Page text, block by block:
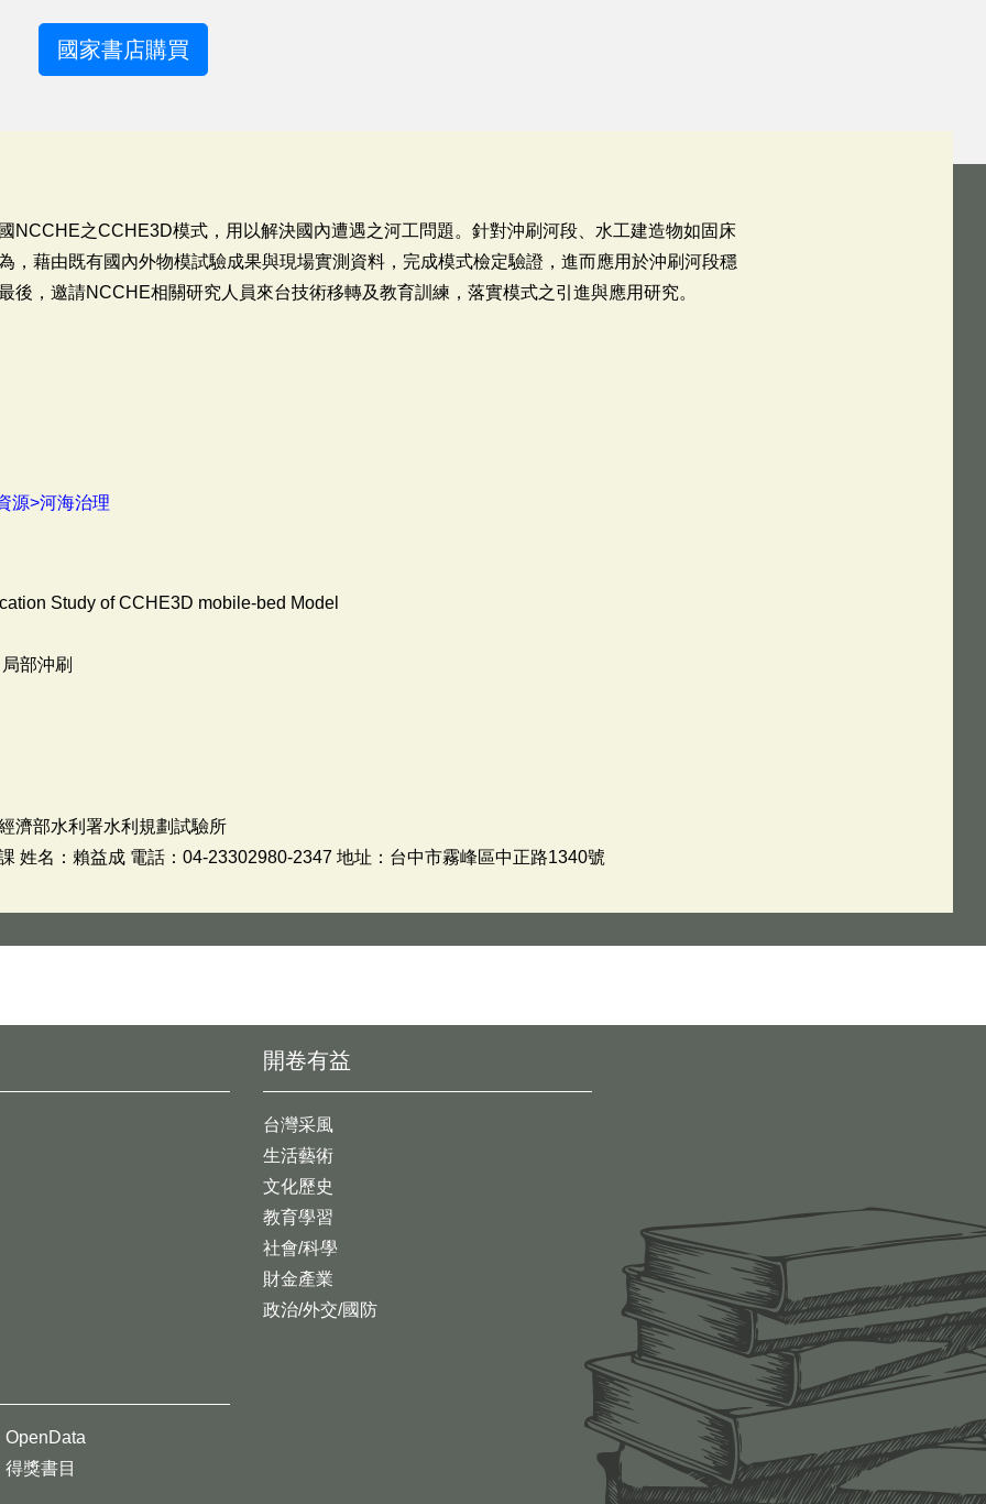
國家書店購買
NCCHE之CCHE3D模式，用以解決國內遭遇之河工問題。針對沖刷河段、水工建造物如固床
，藉由既有國內外物模試驗成果與現場實測資料，完成模式檢定驗證，進而應用於沖刷河段穩
後，邀請NCCHE相關研究人員來台技術移轉及教育訓練，落實模式之引進與應用研究。
源>河海治理
Study of CCHE3D mobile-bed Model
部沖刷
濟部水利署水利規劃試驗所
姓名：賴益成 電話：04-23302980-2347 地址：台中市霧峰區中正路1340號
開卷有益
台灣采風
生活藝術
文化歷史
教育學習
社會/科學
財金產業
政治/外交/國防
OpenData
得獎書目